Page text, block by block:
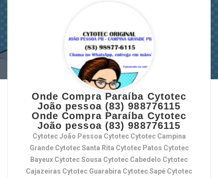
Onde Compra Paraíba Cytotec
João pessoa (83) 988776115
Onde Compra Paraíba Cytotec
João pessoa (83) 988776115
Cytotec João Pessoa Cytotec Cytotec Campina
Grande Cytotec Santa Rita Cytotec Patos Cytotec
Bayeux Cytotec Sousa Cytotec Cabedelo Cytotec
Cajazeiras Cytotec Guarabira Cytotec Sapé Cytotec